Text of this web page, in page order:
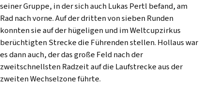
seiner Gruppe, in der sich auch Lukas Pertl befand, am
Rad nach vorne. Auf der dritten von sieben Runden
konnten sie auf der hügeligen und im Weltcupzirkus
berüchtigten Strecke die Führenden stellen. Hollaus war
es dann auch, der das große Feld nach der
zweitschnellsten Radzeit auf die Laufstrecke aus der
zweiten Wechselzone führte.